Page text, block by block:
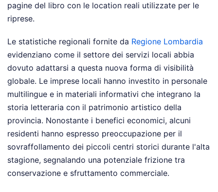
pagine del libro con le location reali utilizzate per le
riprese.
Le statistiche regionali fornite da Regione Lombardia
evidenziano come il settore dei servizi locali abbia
dovuto adattarsi a questa nuova forma di visibilità
globale. Le imprese locali hanno investito in personale
multilingue e in materiali informativi che integrano la
storia letteraria con il patrimonio artistico della
provincia. Nonostante i benefici economici, alcuni
residenti hanno espresso preoccupazione per il
sovraffollamento dei piccoli centri storici durante l'alta
stagione, segnalando una potenziale frizione tra
conservazione e sfruttamento commerciale.